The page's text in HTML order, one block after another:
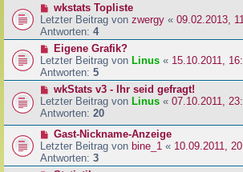
wkstats Topliste
Letzter Beitrag von zwergy « 09.02.2013,
Antworten: 4
Eigene Grafik?
Letzter Beitrag von Linus « 15.10.2011,
Antworten: 5
wkStats v3 - Ihr seid gefragt!
Letzter Beitrag von Linus « 07.10.2011,
Antworten: 20
Gast-Nickname-Anzeige
Letzter Beitrag von bine_1 « 10.09.2011,
Antworten: 3